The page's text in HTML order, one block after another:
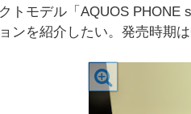
トモデル「AQUOS PHONE
ンを紹介したい。発売時期は